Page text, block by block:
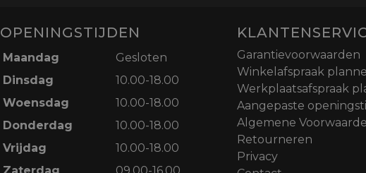
OPENINGSTIJDEN
Maandag
Gesloten
Dinsdag
10.00-18.00
Woensdag
10.00-18.00
Donderdag
10.00-18.00
Vrijdag
10.00-18.00
Garantievoorwaarden
Winkelafspraak
Werkplaatsafspraak
Aangepaste
Algemene
Retourneren
Privacy